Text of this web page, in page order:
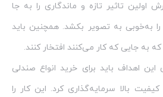
تاثیر تازه و ماندگاری را به جا
به‌خوبی به تصویر بکشد. همچنین باید
به جایی که کار می‌کنند افتخار کنند.
اهداف باید برای خرید انواع صندلی
بالا سرمایه‌گذاری کرد. این کار را